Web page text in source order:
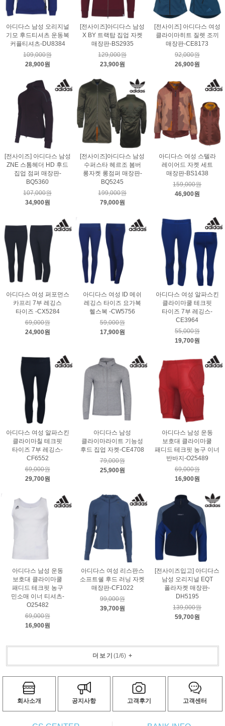
아디다스 남성 오리지널
기모 후드티셔츠 운동복
커플티셔츠-DU8384
109,000원
28,900원
[전사이즈]아디다스 남성
X BY 트랙탑 집업 자켓
매장판-BS2935
129,000원
23,900원
[전사이즈] 아디다스 여성
클라이마히트 질렛 조끼
매장판-CE8173
92,000원
26,900원
[전사이즈] 아디다스 남성
ZNE 스톰헤더 HD 후드
집업 점퍼 매장판-
BQ5360
107,000원
34,900원
[전사이즈]아디다스 남성
수퍼스타 헤르조 봄버
롱자켓 롱점퍼 매장판-
BQ5245
199,000원
79,000원
아디다스 여성 스텔라
레이어드 자켓 세트
매장판-BS1438
159,000원
46,900원
아디다스 여성 퍼포먼스
카프리 7부 레깅스
타이즈 -CX5284
69,000원
24,900원
아디다스 여성 ID 메쉬
레깅스 타이즈 요가복
헬스복 -CW5756
59,000원
17,900원
아디다스 여성 알파스킨
클라이마쿨 테크핏
타이즈 7부 레깅스-
CE3964
55,000원
19,700원
아디다스 여성 알파스킨
클라이마칠 테크핏
타이즈 7부 레깅스-
CF6552
69,000원
29,700원
아디다스 남성
클라이마라이트 기능성
후드 집업 자켓-CE4708
79,000원
25,900원
아디다스 남성 운동
보호대 클라이마쿨
패디드 테크핏 농구 이너
반바지-O25489
69,000원
16,900원
아디다스 남성 운동
보호대 클라이마쿨
패디드 테크핏 농구
민소매 이너 티셔츠-
O25482
69,000원
16,900원
아디다스 여성 리스판스
소프트쉘 후드 러닝 자켓
매장판-CF1022
99,000원
39,700원
[전사이즈입고] 아디다스
남성 오리지널 EQT
폴라자켓 매장판-
DH5195
139,000원
59,700원
더보기 (1/6)+
회사소개 공지사항 고객후기 고객센터